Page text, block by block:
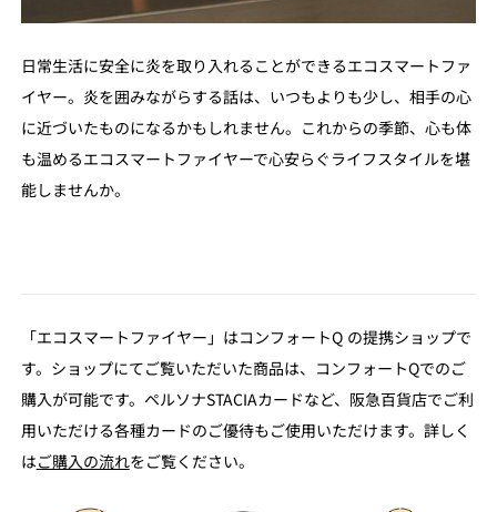
日常生活に安全に炎を取り入れることができるエコスマートファ
イヤー。炎を囲みながらする話は、いつもよりも少し、相手の心
に近づいたものになるかもしれません。これからの季節、心も体
も温めるエコスマートファイヤーで心安らぐライフスタイルを堪
能しませんか。
「エコスマートファイヤー」はコンフォートQ の提携ショップで
す。ショップにてご覧いただいた商品は、コンフォートQでのご
購入が可能です。ペルソナSTACIAカードなど、阪急百貨店でご利
用いただける各種カードのご優待もご使用いただけます。詳しく
はご購入の流れをご覧ください。